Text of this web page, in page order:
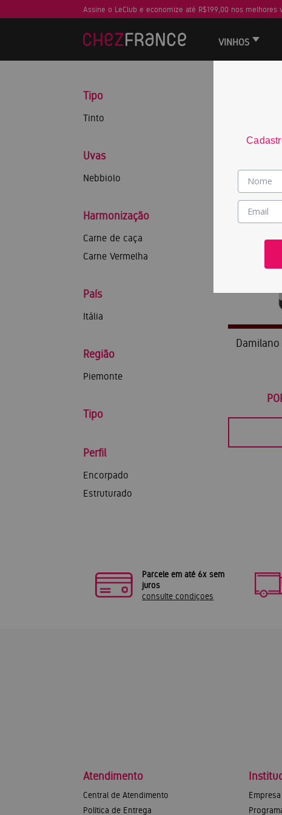
Assine o LeClub e economize até R$199,00 nos melhores
VINHOS
Tipo
Tinto
Uvas
Nebbiolo
Harmonização
Carne de caça
Carne Vermelha
País
Itália
Região
Piemonte
Tipo
Perfil
Encorpado
Estruturado
JS
95
RP
95
Parcele em até 6x sem
juros
consulte condiçoes
Atendimento
Central de Atendimento
Política de Entrega
Empresa